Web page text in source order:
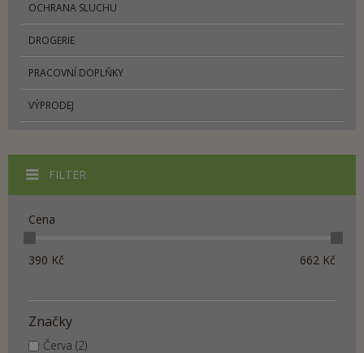
OCHRANA SLUCHU
DROGERIE
PRACOVNÍ DOPLŇKY
VÝPRODEJ
FILTER
Cena
390 Kč 662 Kč
Značky
Červa (2)